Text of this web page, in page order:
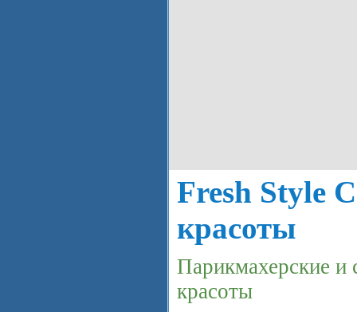
Fresh Style
красоты
Парикмахерские и
красоты